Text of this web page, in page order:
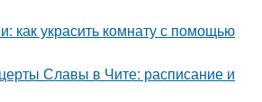
как украсить комнату с помощью
Славы в Чите: расписание и